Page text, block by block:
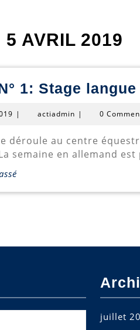
5 AVRIL 2019
1: Stage
2019
| actiadmin actiadmin
| 0
semaine en allemand est
juillet